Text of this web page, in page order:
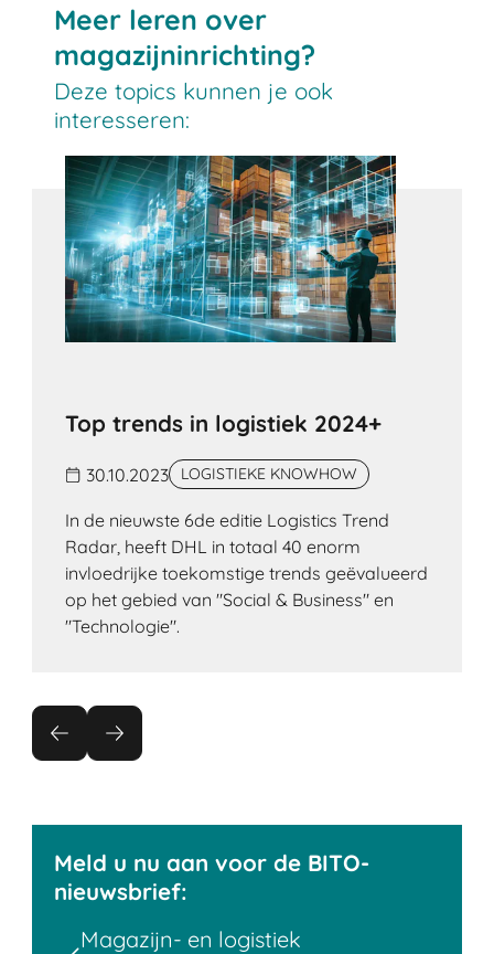
Meer leren over
magazijninrichting?
Deze topics kunnen je ook
interesseren:
Top trends in logistiek 2024+
30.10.2023 LOGISTIEKE KNOWHOW
In de nieuwste 6de editie Logistics Trend
Radar, heeft DHL in totaal 40 enorm
invloedrijke toekomstige trends geëvalueerd
op het gebied van "Social & Business" en
"Technologie".
Meld u nu aan voor de BITO-
nieuwsbrief:
Magazijn- en logistiek